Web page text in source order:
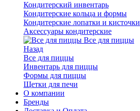
Кондитерский инвентарь
Кондитерские кольца и формы
Кондитерские лопатки и кисточки
Аксессуары кондитерские
Все для пиццы
Назад
Все для пиццы
Инвентарь для пиццы
Формы для пиццы
Щетки для печи
О компании
Бренды